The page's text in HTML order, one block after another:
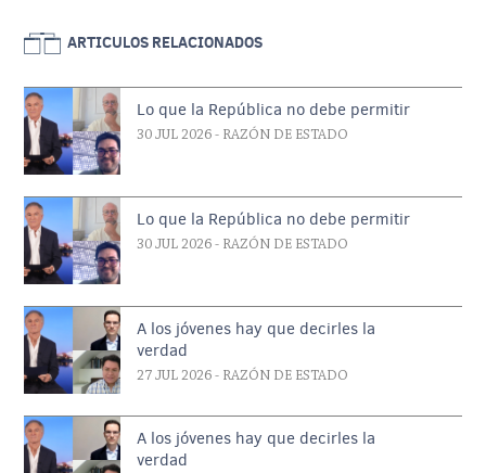
ARTICULOS RELACIONADOS
Lo que la República no debe permitir
30 JUL 2026 - RAZÓN DE ESTADO
Lo que la República no debe permitir
30 JUL 2026 - RAZÓN DE ESTADO
A los jóvenes hay que decirles la
verdad
27 JUL 2026 - RAZÓN DE ESTADO
A los jóvenes hay que decirles la
verdad